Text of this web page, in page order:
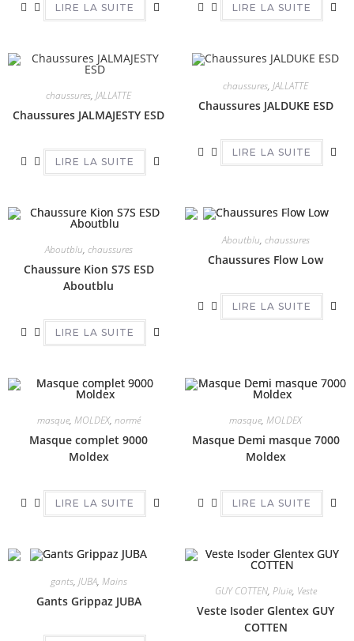
LIRE LA SUITE LIRE LA SUITE
chaussures, JALLATTE
Chaussures JALMAJESTY ESD
LIRE LA SUITE
chaussures, JALLATTE
Chaussures JALDUKE ESD
LIRE LA SUITE
Aboutblu, chaussures
Chaussure Kion S7S ESD
Aboutblu
LIRE LA SUITE
Aboutblu, chaussures
Chaussures Flow Low
LIRE LA SUITE
masque, MOLDEX, normé
Masque complet 9000
Moldex
LIRE LA SUITE
masque, MOLDEX
Masque Demi masque 7000
Moldex
LIRE LA SUITE
gants, JUBA, Mains
Gants Grippaz JUBA
GUY COTTEN, Pluie, Veste
Veste Isoder Glentex GUY
COTTEN